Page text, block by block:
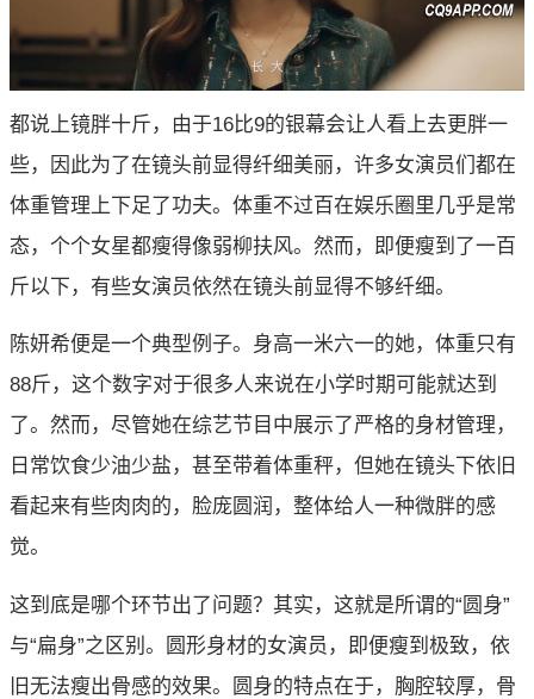
都说上镜胖十斤，由于16比9的银幕会让人看上去更胖一
些，因此为了在镜头前显得纤细美丽，许多女演员们都在
体重管理上下足了功夫。体重不过百在娱乐圈里几乎是常
态，个个女星都瘦得像弱柳扶风。然而，即便瘦到了一百
斤以下，有些女演员依然在镜头前显得不够纤细。
陈妍希便是一个典型例子。身高一米六一的她，体重只有
88斤，这个数字对于很多人来说在小学时期可能就达到
了。然而，尽管她在综艺节目中展示了严格的身材管理，
日常饮食少油少盐，甚至带着体重秤，但她在镜头下依旧
看起来有些肉肉的，脸庞圆润，整体给人一种微胖的感
觉。
这到底是哪个环节出了问题？其实，这就是所谓的“圆身”
与“扁身”之区别。圆形身材的女演员，即便瘦到极致，依
旧无法瘦出骨感的效果。圆身的特点在于，胸腔较厚，骨